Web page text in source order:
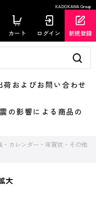
KADOKAWA Group
カート ログイン 新規登録
およびお問い合わせ
影響による商品の
・カレンダー・年賀状・その他
大